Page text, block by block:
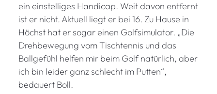
ein einstelliges Handicap. Weit davon entfernt
ist er nicht. Aktuell liegt er bei 16. Zu Hause in
Höchst hat er sogar einen Golfsimulator. „Die
Drehbewegung vom Tischtennis und das
Ballgefühl helfen mir beim Golf natürlich, aber
ich bin leider ganz schlecht im Putten“,
bedauert Boll.